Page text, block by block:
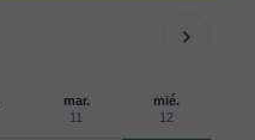
mar.
11
mié.
12